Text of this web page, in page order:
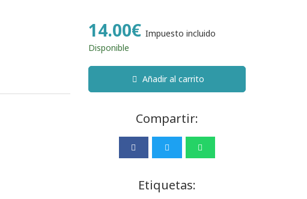
14.00€ Impuesto incluido
Disponible
Añadir al carrito
Compartir:
Etiquetas: